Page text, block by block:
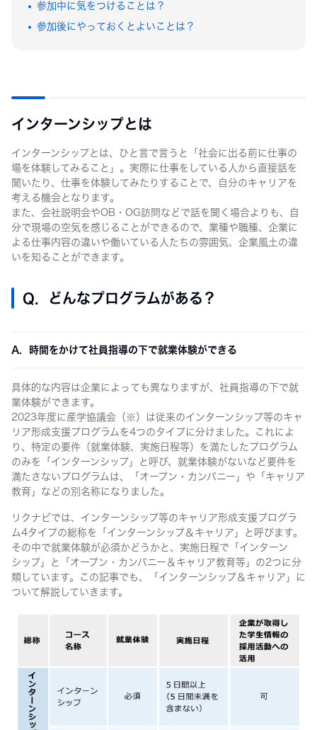
参加中に気をつけることは？
参加後にやっておくとよいことは？
インターンシップとは
インターンシップとは、ひと言で言うと「社会に出る前に仕事の
場を体験してみること」。実際に仕事をしている人から直接話を
聞いたり、仕事を体験してみたりすることで、自分のキャリアを
考える機会となります。
また、会社説明会やOB・OG訪問などで話を聞く場合よりも、自
分で現場の空気を感じることができるので、業種や職種、企業に
よる仕事内容の違いや働いている人たちの雰囲気、企業風土の違
いを知ることができます。
Q. どんなプログラムがある？
A. 時間をかけて社員指導の下で就業体験ができる
具体的な内容は企業によっても異なりますが、社員指導の下で就
業体験ができます。
2023年度に産学協議会（※）は従来のインターンシップ等のキャ
リア形成支援プログラムを4つのタイプに分けました。これによ
り、特定の要件（就業体験、実施日程等）を満たしたプログラム
のみを「インターンシップ」と呼び、就業体験がないなど要件を
満たさないプログラムは、「オープン・カンパニー」や「キャリア
教育」などの別名称になりました。
リクナビでは、インターンシップ等のキャリア形成支援プログラ
ム4タイプの総称を「インターンシップ＆キャリア」と呼びます。
その中で就業体験が必須かどうかと、実施日程で「インターン
シップ」と「オープン・カンパニー＆キャリア教育等」の2つに分
類しています。この記事でも、「インターンシップ＆キャリア」に
ついて解説していきます。